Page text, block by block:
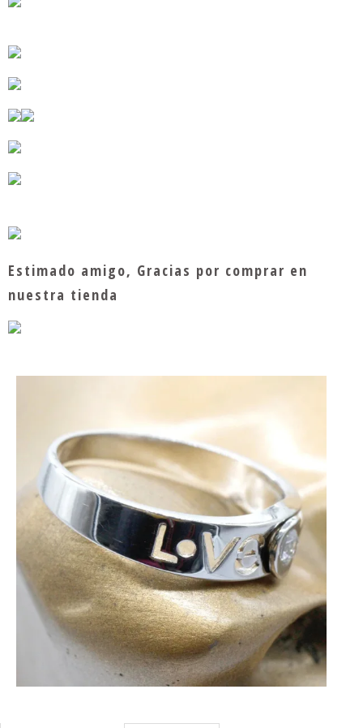
Estimado amigo, Gracias por comprar en
nuestra tienda